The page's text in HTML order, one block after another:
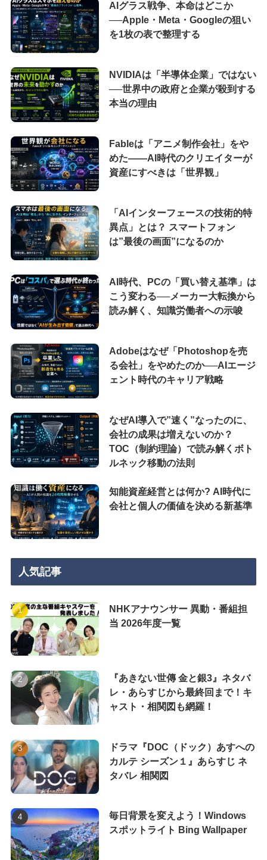
AIグラス戦争、本命はどこか
──Apple・Meta・Googleの狙い
を1枚の表で整理する
NVIDIAは「半導体企業」ではない
──世界中の政府と企業が殺到する
本当の理由
Fableは「アニメ制作会社」をや
めた――AI時代のクリエイターが
資産にすべきは「世界観」
「AIインターフェースの技術的特
異点」とは？ スマートフォン
は”最後の画面”になるのか
AI時代、PCの「買い替え基準」は
こう変わる──メーカー大転換から
読み解く、知識労働者への示唆
Adobeはなぜ「Photoshopを売
る会社」をやめたのか──AIエージ
ェント時代のキャリア戦略
なぜAI導入で”速く”なったのに、
会社の成果は増えないのか？
TOC（制約理論）で読み解くボト
ルネック移動の法則
知能資産経営とは何か? AI時代に
会社と個人の価値を決める新基準
人気記事
NHKアナウンサー 異動・番組担
当 2026年度一覧
『あきない世傳 金と銀3』ネタバ
レ・あらすじから最終回まで！キ
ャスト・相関図も網羅！
ドラマ『DOC（ドック）あすへの
カルテ シーズン１』あらすじ ネ
タバレ 相関図
毎日背景を変えよう！Windows
スポットライト Bing Wallpaper